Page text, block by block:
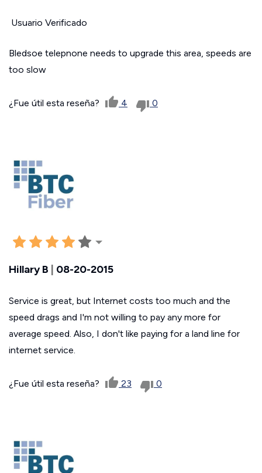
Usuario Verificado
Bledsoe telepnone needs to upgrade this area, speeds are
too slow
¿Fue útil esta reseña? 4 0
Hillary B 08-20-2015
Service is great, but Internet costs too much and the
speed drags and I'm not willing to pay any more for
average speed. Also, I don't like paying for a land line for
internet service.
¿Fue útil esta reseña? 23 0